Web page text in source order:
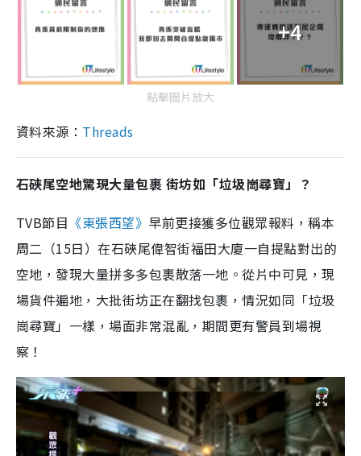
+4
點擊圖片放大
資料來源： Threads
石硤尾空地驚現大量包裹 街坊如「垃圾崗尋寶」？
TVB節目 《東張西望》 早前更接獲多位觀眾報料，稱本
周二（15日）在石硤尾偉智街福田大廈一自提點對出的
空地，發現大量拼多多包裹散落一地。從片中可見，現
場貨件遍地，大批街坊正在翻找包裹，情況如同「垃圾
崗尋寶」一樣，場面非常混亂，期間更有警員到場視
察！